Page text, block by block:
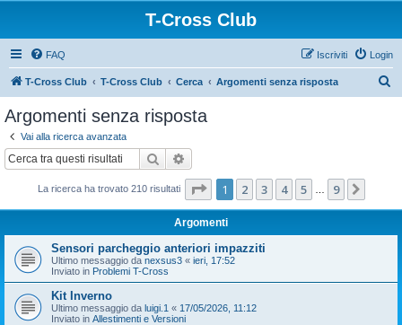
T-Cross Club
FAQ Login
Iscriviti
T-Cross Club T-Cross Club Cerca Argomenti senza risposta
Argomenti senza risposta
Vai alla ricerca avanzata
Cerca
La ricerca ha trovato 210 risultati Pagina di
1 2 3 4 5 9
Argomenti
Sensori parcheggio anteriori impazziti
Ultimo messaggio da nexsus3 « ieri, 17:52
Inviato in Problemi T-Cross
Kit Inverno
Ultimo messaggio da luigi.1 « 17/05/2026, 11:12
Inviato in Allestimenti e Versioni